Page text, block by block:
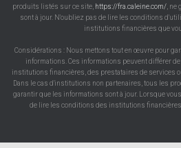
produits listés sur ce site, https://fra.caleine.com/, ne
sont à jour. N'oubliez pas de lire les conditions
institutions financières que
Considérations : Nous mettons tout en œuvre pour
informations. Ces informations peuvent différer
institutions financières, des prestataires de services
Dans le cas d'institutions non partenaires, tous les
garantir que les informations sont à jour. Lorsque
de lire les conditions des institutions